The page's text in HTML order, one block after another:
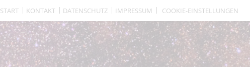
START KONTAKT DATENSCHUTZ IMPRESSUM COOKIE-EINSTELLUNGEN